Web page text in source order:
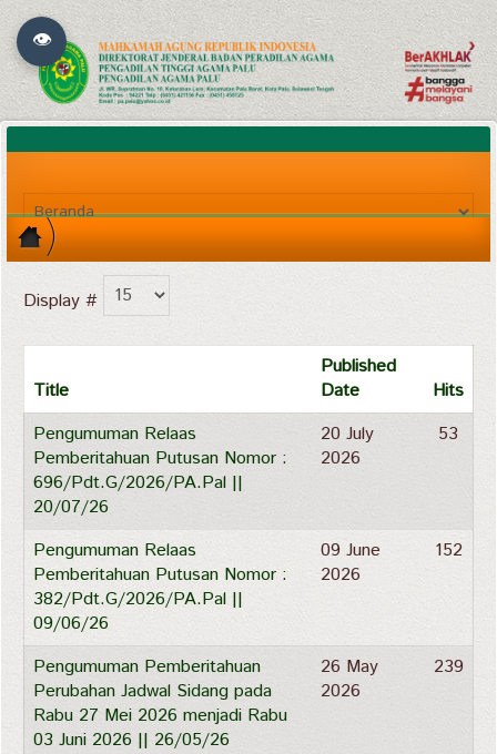
Display #
Title
Published
Date
Hits
Pengumuman Relaas
Pemberitahuan Putusan Nomor :
696/Pdt.G/2026/PA.Pal ||
20/07/26
20 July
2026
53
Pengumuman Relaas
Pemberitahuan Putusan Nomor :
382/Pdt.G/2026/PA.Pal ||
09/06/26
09 June
2026
152
Pengumuman Pemberitahuan
Perubahan Jadwal Sidang pada
Rabu 27 Mei 2026 menjadi Rabu
03 Juni 2026 || 26/05/26
26 May
2026
239
👁